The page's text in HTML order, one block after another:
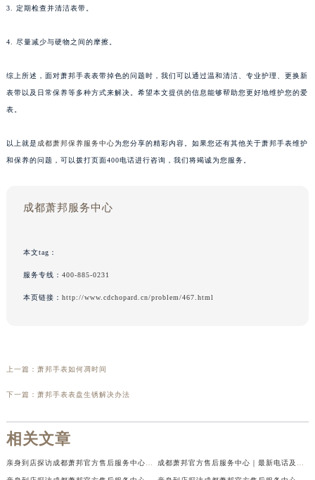
3. 定期检查并清洁表带。
4. 尽量减少与硬物之间的摩擦。
综上所述，面对萧邦手表表带掉色的问题时，我们可以通过温和清洁、专业护理、更换新
表带以及日常保养等多种方式来解决。希望本文提供的信息能够帮助您更好地维护您的爱
表。
以上就是 成都萧邦保养服务中心为您分享的精彩内容。如果您还有其他关于萧邦手表维护
和保养的问题，可以拨打页面400电话进行咨询，我们将竭诚为您服务。
成都萧邦服务中心
本文tag：
服务专线： 400-885-0231
本页链接： http://www.cdchopard.cn/problem/467.html
上一篇： 萧邦手表如何凋时间
下一篇： 萧邦手表表盘生锈解决办法
相关文章